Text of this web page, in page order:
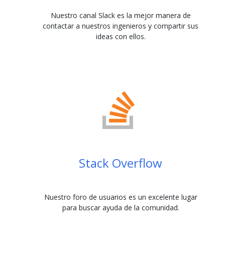
Nuestro canal Slack es la mejor manera de
contactar a nuestros ingenieros y compartir sus
ideas con ellos.
Stack Overflow
Nuestro foro de usuarios es un excelente lugar
para buscar ayuda de la comunidad.